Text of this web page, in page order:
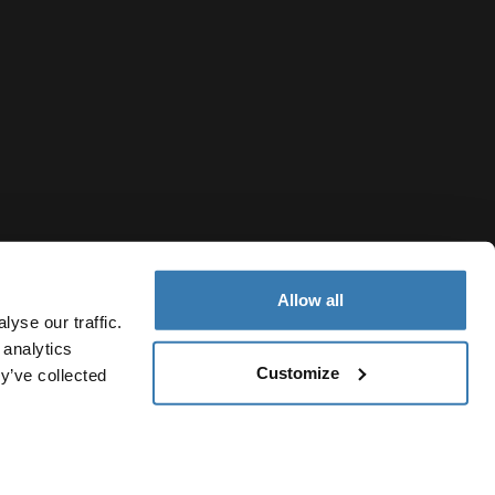
our traffic.
collected
Allow all
Customize
Evästekäytäntö Evästeasetukset Current market/